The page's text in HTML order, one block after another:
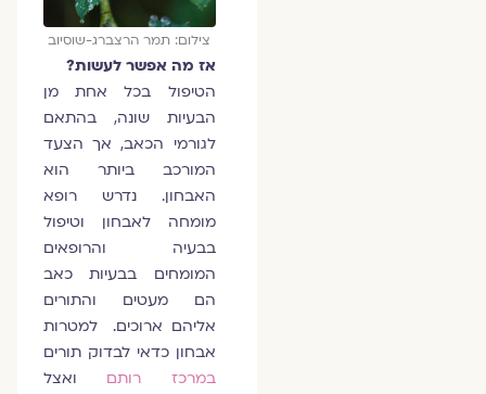
צילום: תמר הרצברג-שוסיוב
אז מה אפשר לעשות?
הטיפול בכל אחת מן
הבעיות שונה, בהתאם
לגורמי הכאב, אך הצעד
המורכב ביותר הוא
האבחון. נדרש רופא
מומחה לאבחון וטיפול
בבעיה והרופאים
המומחים בבעיות כאב
הם מעטים והתורים
אליהם ארוכים. למטרות
אבחון כדאי לבדוק תורים
במרכז רותםואצל